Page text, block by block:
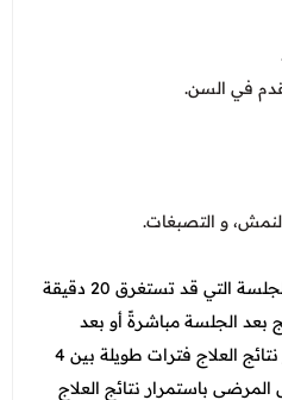
في السن.
و التصبغات.
يتميز جهاز ليزميد بقصر مدة الجلسة التي قد تستغرق 20 دقيقة
بعد الجلسة مباشرةً أو بعد
ساعات منها، ويمكن أن تستمر نتائج العلاج فترات طويلة بين 4
المرضى باستمرار نتائج العلاج